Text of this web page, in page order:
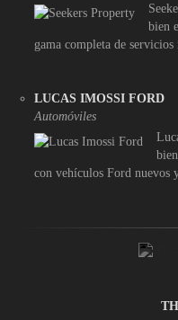
bien
gama completa de
LUCAS IMOSSI FORD
Automóviles
con vehículos Ford nuevos